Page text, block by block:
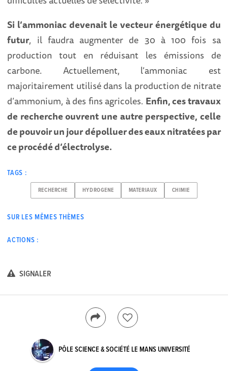
Si l’ammoniac devenait le vecteur énergétique du
futur, il faudra augmenter de 30 à 100 fois sa
production tout en réduisant les émissions de
carbone. Actuellement, l’ammoniac est
majoritairement utilisé dans la production de nitrate
d’ammonium, à des fins agricoles. Enfin, ces travaux
de recherche ouvrent une autre perspective, celle
de pouvoir un jour dépolluer des eaux nitratées par
ce procédé d’électrolyse.
TAGS :
RECHERCHE HYDROGENE MATERIAUX CHIMIE
SUR LES MÊMES THÈMES
ACTIONS :
SIGNALER
PÔLE SCIENCE & SOCIÉTÉ LE MANS UNIVERSITÉ